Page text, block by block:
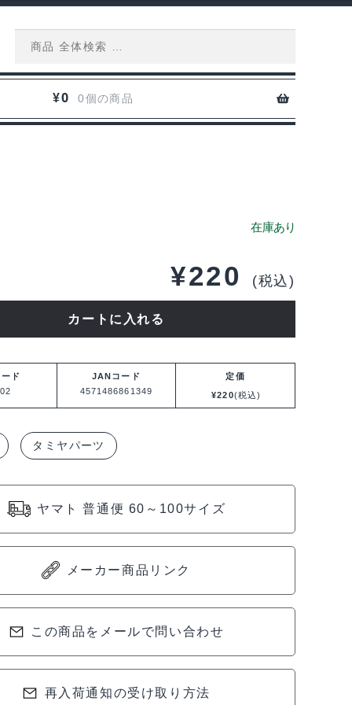
¥0 0個の商品
¥220 (税込)
カートに入れる
ド
JANコード
4571486861349
定価
¥220(税込)
タミヤパーツ
ヤマト 普通便 60～100サイズ
メーカー商品リンク
この商品をメールで問い合わせ
再入荷通知の受け取り方法